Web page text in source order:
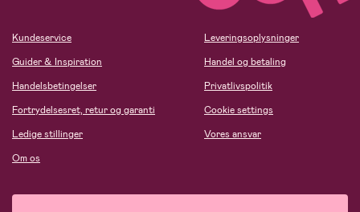
Kundeservice
Guider & Inspiration
Handelsbetingelser
Fortrydelsesret, retur og garanti
Ledige stillinger
Om os
Leveringsoplysninger
Handel og betaling
Privatlivspolitik
Cookie settings
Vores ansvar